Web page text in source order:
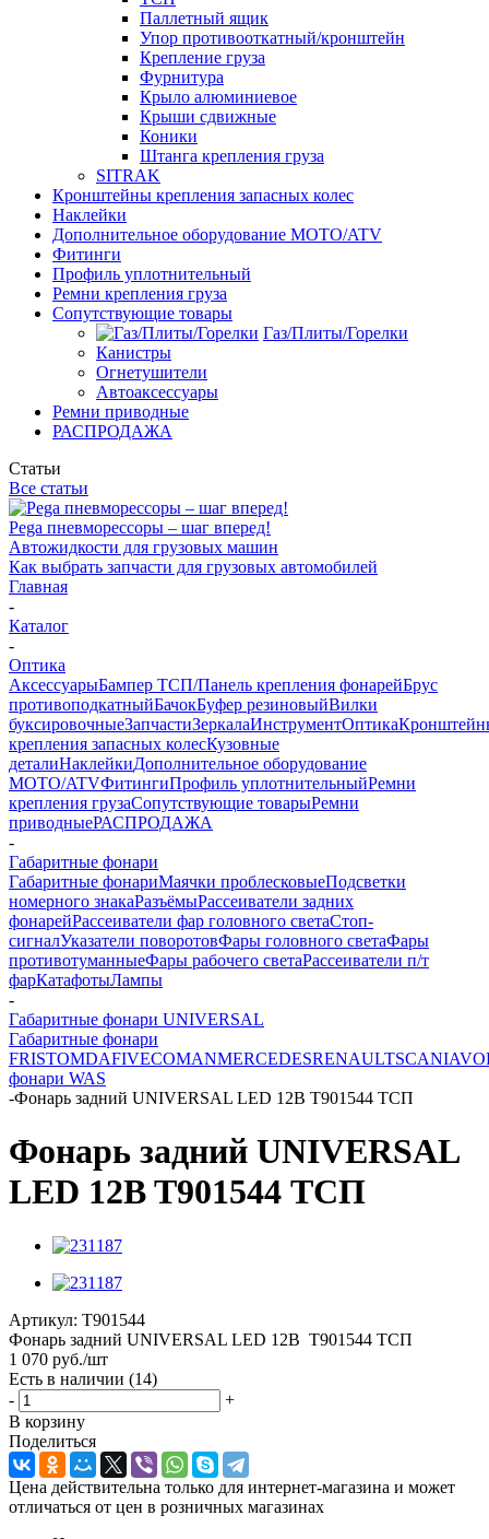
Паллетный ящик
Упор противооткатный/кронштейн
Крепление груза
Фурнитура
Крыло алюминиевое
Крыши сдвижные
Коники
Штанга крепления груза
SITRAK
Кронштейны крепления запасных колес
Наклейки
Дополнительное оборудование MOTO/ATV
Фитинги
Профиль уплотнительный
Ремни крепления груза
Сопутствующие товары
Газ/Плиты/Горелки
Канистры
Огнетушители
Автоаксессуары
Ремни приводные
РАСПРОДАЖА
Статьи
Все статьи
Pega пневморессоры – шаг вперед!
Автожидкости для грузовых машин
Как выбрать запчасти для грузовых автомобилей
Главная
-
Каталог
-
Оптика
АксессуарыБампер ТСП/Панель крепления фонарейБрус
противоподкатныйБачокБуфер резиновыйВилки
буксировочныеЗапчастиЗеркалаИнструментОптика
крепления запасных колесКузовные
деталиНаклейкиДополнительное оборудование
MOTO/ATVФитингиПрофиль уплотнительныйРемни
крепления грузаСопутствующие товарыРемни
приводныеРАСПРОДАЖА
-
Габаритные фонари
Габаритные фонариМаячки проблесковыеПодсветки
номерного знакаРазъёмыРассеиватели задних
фонарейРассеиватели фар головного светаСтоп-
сигналУказатели поворотовФары головного светаФары
противотуманныеФары рабочего светаРассеиватели п/т
фарКатафотыЛампы
-
Габаритные фонари UNIVERSAL
Габаритные фонари
FRISTOMDAFIVECOMANMERCEDESRENAULTSCANIA
фонари WAS
-Фонарь задний UNIVERSAL LED 12B T901544 ТСП
Фонарь задний UNIVERSAL
LED 12B T901544 ТСП
Артикул: T901544
Фонарь задний UNIVERSAL LED 12B T901544 ТСП
1 070 руб./шт
Есть в наличии (14)
-
+
В корзину
Поделиться
Цена действительна только для интернет-магазина и может
отличаться от цен в розничных магазинах